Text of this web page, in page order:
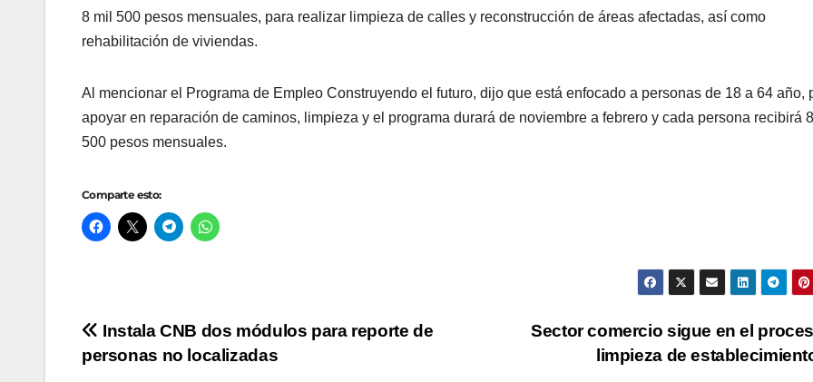
8 mil 500 pesos mensuales, para realizar limpieza de calles y reconstrucción de áreas afectadas, así como
rehabilitación de viviendas.
Al mencionar el Programa de Empleo Construyendo el futuro, dijo que está enfocado a personas de 18 a 64 año,
apoyar en reparación de caminos, limpieza y el programa durará de noviembre a febrero y cada persona recibirá 8
500 pesos mensuales.
Comparte esto:
Navegación
de
Sector comercio sigue en el
limpieza de
Instala CNB dos módulos para reporte de
personas no localizadas